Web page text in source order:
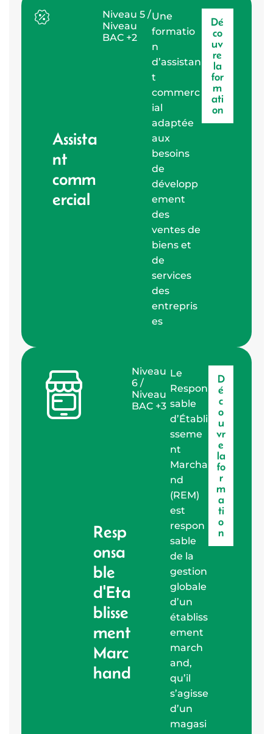
Assista
nt
comm
ercial
Niveau 5 /
Niveau
BAC +2
Une
formatio
n
d’assistan
t
commerc
ial
adaptée
aux
besoins
de
développ
ement
des
ventes de
biens et
de
services
des
entrepris
es
Dé
co
uv
re
la
for
m
ati
on
Resp
onsa
ble
d'Eta
blisse
ment
Marc
hand
Niveau
6 /
Niveau
BAC +3
Le
Respon
sable
d’Établi
sseme
nt
Marcha
nd
(REM)
est
respon
sable
de la
gestion
globale
d’un
établiss
ement
march
and,
qu’il
s’agisse
d’un
magasi
D
é
c
o
u
vr
e
la
fo
r
m
a
ti
o
n